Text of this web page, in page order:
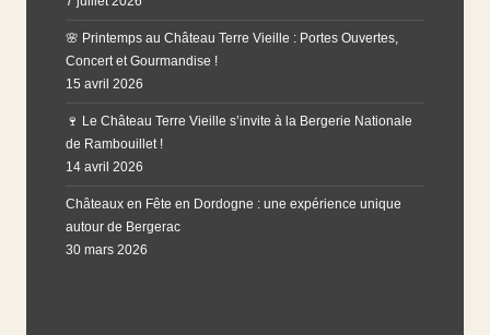
🌸 Printemps au Château Terre Vieille : Portes Ouvertes,
Concert et Gourmandise !
15 avril 2026
🍷 Le Château Terre Vieille s’invite à la Bergerie Nationale
de Rambouillet !
14 avril 2026
Châteaux en Fête en Dordogne : une expérience unique
autour de Bergerac
30 mars 2026